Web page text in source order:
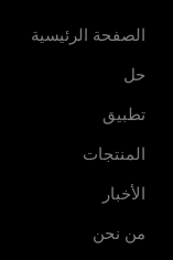
الصفحة الرئيسية
حل
تطبيق
المنتجات
الأخبار
من نحن